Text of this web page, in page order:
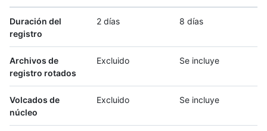
Duración del
registro
2 días 8 días
Archivos de
registro rotados
Excluido Se incluye
Volcados de
núcleo
Excluido Se incluye